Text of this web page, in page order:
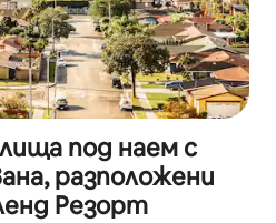
под наем с
разположени
Резорт